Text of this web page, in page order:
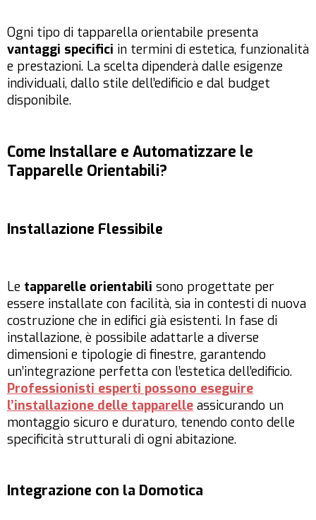
Ogni tipo di tapparella orientabile presenta
vantaggi specifici in termini di estetica, funzionalità
e prestazioni. La scelta dipenderà dalle esigenze
individuali, dallo stile dell’edificio e dal budget
disponibile.
Come Installare e Automatizzare le
Tapparelle Orientabili?
Installazione Flessibile
Le tapparelle orientabili sono progettate per
essere installate con facilità, sia in contesti di nuova
costruzione che in edifici già esistenti. In fase di
installazione, è possibile adattarle a diverse
dimensioni e tipologie di finestre, garantendo
un’integrazione perfetta con l’estetica dell’edificio.
Professionisti esperti possono eseguire
l’installazione delle tapparelle assicurando un
montaggio sicuro e duraturo, tenendo conto delle
specificità strutturali di ogni abitazione.
Integrazione con la Domotica